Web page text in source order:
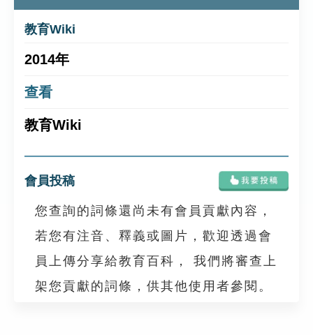
教育Wiki
2014年
查看
教育Wiki
會員投稿
您查詢的詞條還尚未有會員貢獻內容，
若您有注音、釋義或圖片，歡迎透過會
員上傳分享給教育百科， 我們將審查上
架您貢獻的詞條，供其他使用者參閱。